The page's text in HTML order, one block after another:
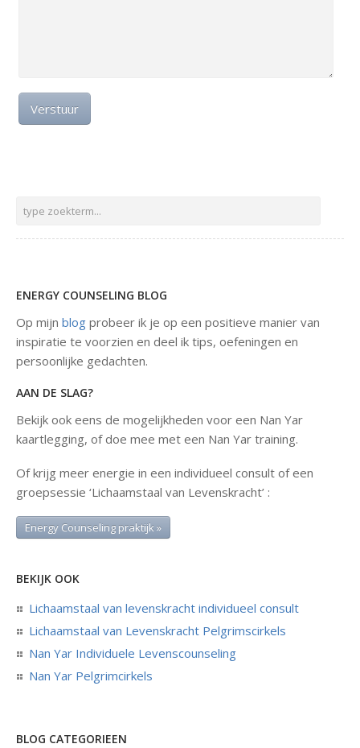
ENERGY COUNSELING BLOG
Op mijn blog probeer ik je op een positieve manier van
inspiratie te voorzien en deel ik tips, oefeningen en
persoonlijke gedachten.
AAN DE SLAG?
Bekijk ook eens de mogelijkheden voor een Nan Yar
kaartlegging, of doe mee met een Nan Yar training.
Of krijg meer energie in een individueel consult of een
groepsessie ‘Lichaamstaal van Levenskracht’ :
Energy Counseling praktijk »
BEKIJK OOK
Lichaamstaal van levenskracht individueel consult
Lichaamstaal van Levenskracht Pelgrimscirkels
Nan Yar Individuele Levenscounseling
Nan Yar Pelgrimcirkels
BLOG CATEGORIEEN